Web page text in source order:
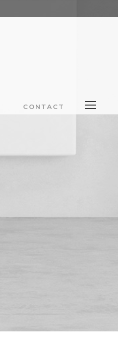
CONTACT